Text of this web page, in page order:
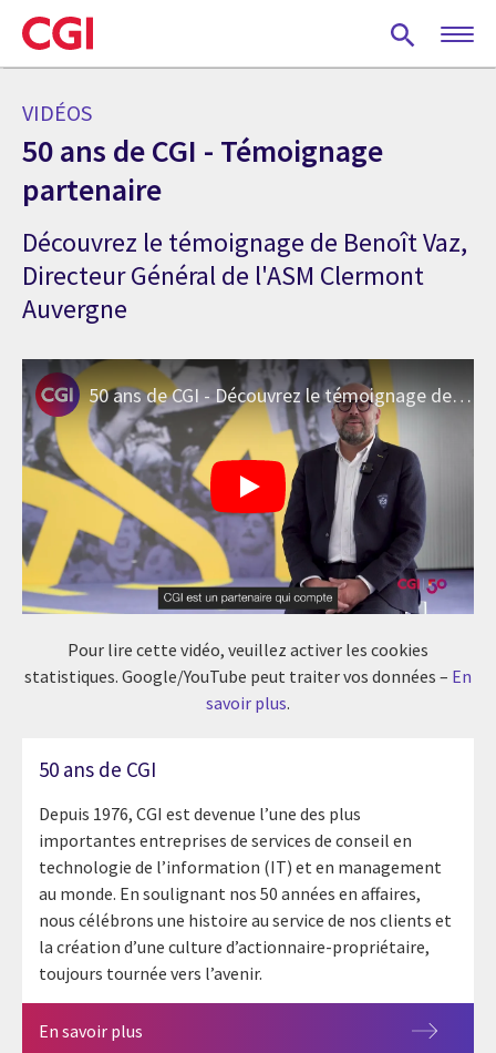
Skip
to
main
VIDÉOS
50 ans de CGI - Témoignage
partenaire
Découvrez le témoignage de Benoît Vaz,
Directeur Général de l'ASM Clermont
Auvergne
50 ans de CGI - Découvrez le témoignage de l'ASM Clermont Auvergne
Pour lire cette vidéo, veuillez activer les cookies
statistiques. Google/YouTube peut traiter vos données – En
savoir plus.
50 ans de CGI
Depuis 1976, CGI est devenue l’une des plus
importantes entreprises de services de conseil en
technologie de l’information (IT) et en management
au monde. En soulignant nos 50 années en affaires,
nous célébrons une histoire au service de nos clients et
la création d’une culture d’actionnaire-propriétaire,
toujours tournée vers l’avenir.
En savoir plus